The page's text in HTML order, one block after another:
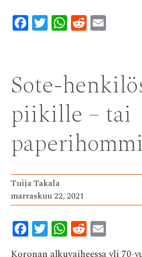
F
ac
o
o
k
T
w
r
W
h
A
p
p
R
e
di
t
Sote-
piikille – tai
Tuija Takala
marraskuu 22, 2021
F
ac
T
w
W
h
R
e m
Koronan alkuvaiheessa yli 70-